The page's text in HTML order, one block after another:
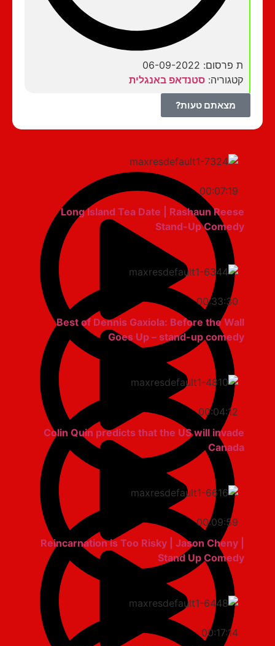
ת פרסום: 06-09-2022
קטגוריה:סטנדאפ באנגלית
מצאתם טעות?
00:07:19
Long Island Tea Date | Rashaun Reese
Stand-Up Comedy
00:33:30
Best of Dennis Gaxiola: Before the Wall
Goes Up – stand-up comedy
00:04:12
Colin Quin predicts that the US will invade
Canada
00:09:59
Reincarnation is Too Risky | Jason Cheny |
Stand Up Comedy
00:17:14